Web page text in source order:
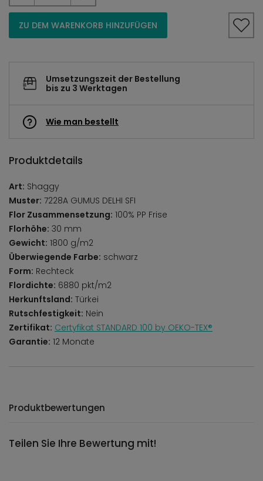
ZU DEM WARENKORB HINZUFÜGEN
Umsetzungszeit der Bestellung
bis zu 3 Werktagen
Wie man bestellt
Produktdetails
Art: Shaggy
Muster: 7228A GUMUS DELHI SFI
Flor Zusammensetzung: 100% PP Frise
Florhöhe: 30 mm
Gewicht: 1800 g/m2
Überwiegende Farbe: schwarz
Form: Rechteck
Flordichte: 6880 pkt/m2
Herkunftsland: Türkei
Rutschfestigkeit: Nein
Zertifikat: Certyfikat STANDARD 100 by OEKO-TEX®
Garantie: 12 Monate
Produktbewertungen
Teilen Sie Ihre Bewertung mit!